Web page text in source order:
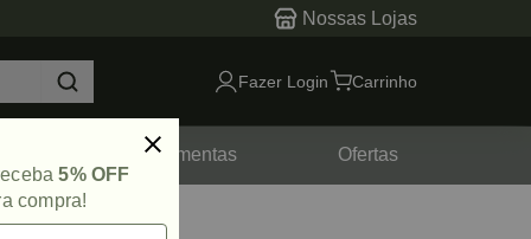
Nossas Lojas
Fazer Login Carrinho
Ferramentas Ofertas
5% OFF
compra!